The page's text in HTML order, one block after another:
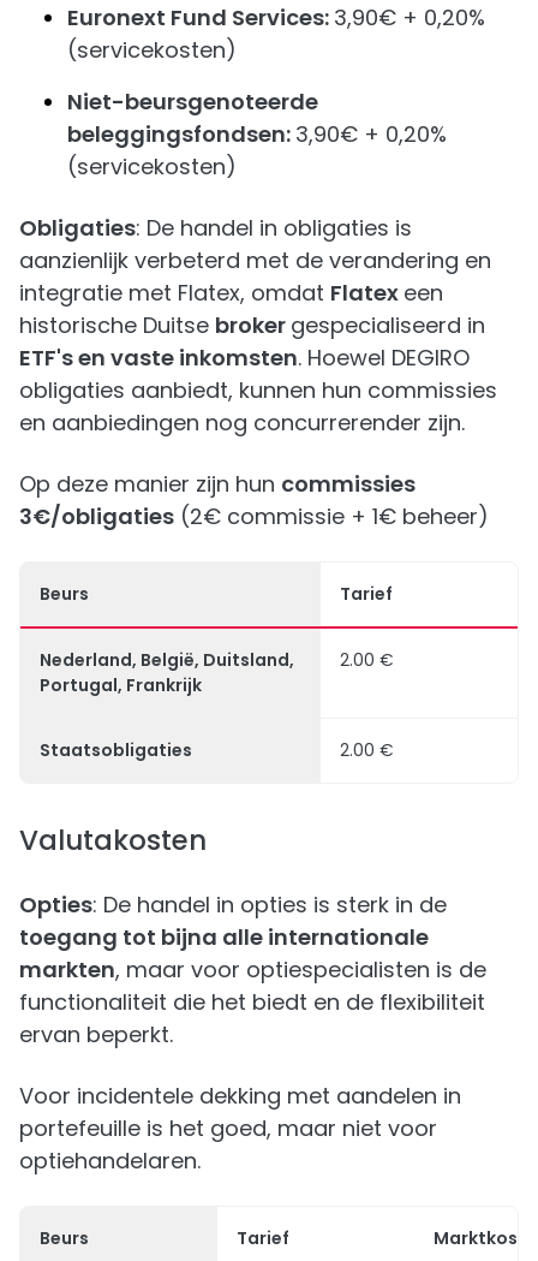
Euronext Fund Services: 3,90€ + 0,20%
(servicekosten)
Niet-beursgenoteerde
beleggingsfondsen: 3,90€ + 0,20%
(servicekosten)
Obligaties: De handel in obligaties is
aanzienlijk verbeterd met de verandering en
integratie met Flatex, omdat Flatex een
historische Duitse broker gespecialiseerd in
ETF's en vaste inkomsten. Hoewel DEGIRO
obligaties aanbiedt, kunnen hun commissies
en aanbiedingen nog concurrerender zijn.
Op deze manier zijn hun commissies
3€/obligaties (2€ commissie + 1€ beheer)
Beurs Tarief
Nederland, België, Duitsland,
Portugal, Frankrijk
2.00 €
Staatsobligaties 2.00 €
Valutakosten
Opties: De handel in opties is sterk in de
toegang tot bijna alle internationale
markten, maar voor optiespecialisten is de
functionaliteit die het biedt en de flexibiliteit
ervan beperkt.
Voor incidentele dekking met aandelen in
portefeuille is het goed, maar niet voor
optiehandelaren.
Beurs Tarief